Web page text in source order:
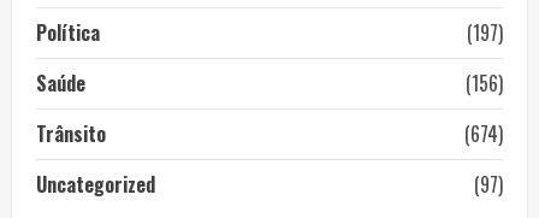
Política
(197)
Saúde
(156)
Trânsito
(674)
Uncategorized
(97)